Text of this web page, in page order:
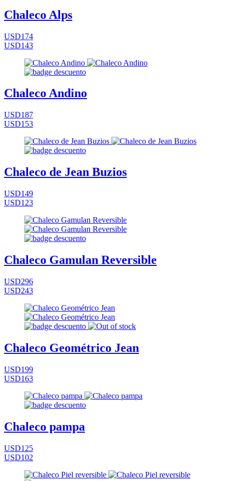
Chaleco Alps
USD174
USD143
Chaleco Andino
USD187
USD153
Chaleco de Jean Buzios
USD149
USD123
Chaleco Gamulan Reversible
USD296
USD243
Chaleco Geométrico Jean
USD199
USD163
Chaleco pampa
USD125
USD102